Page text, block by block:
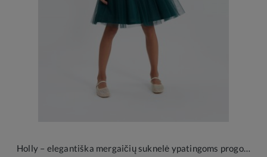
Holly – elegantiška mergaičių suknelė ypatingoms progoms